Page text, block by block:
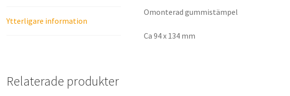
Ytterligare information
Omonterad gummistämpel
Ca 94 x 134 mm
Relaterade produkter